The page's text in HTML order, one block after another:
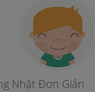
Nhật Đơn Giản